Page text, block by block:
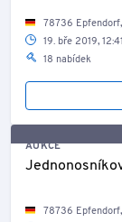
78736
19. bře 2019,
18 nabídek
AUKCE
78736